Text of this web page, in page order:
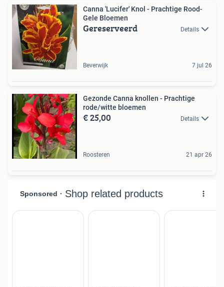
Canna 'Lucifer' Knol - Prachtige Rood-
Gele Bloemen
Gereserveerd Details
Beverwijk 7 jul 26
Gezonde Canna knollen - Prachtige
rode/witte bloemen
€ 25,00 Details
Roosteren 21 apr 26